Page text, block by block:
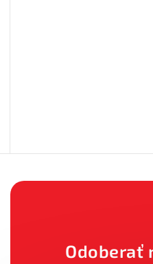
Odoberať